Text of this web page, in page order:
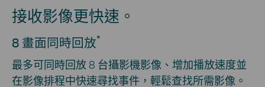
接收影像更快速。
8 畫面同時回放*
最多可同時回放 8 台攝影機影像、增加播放速度並
在影像排程中快速尋找事件，輕鬆查找所需影像。